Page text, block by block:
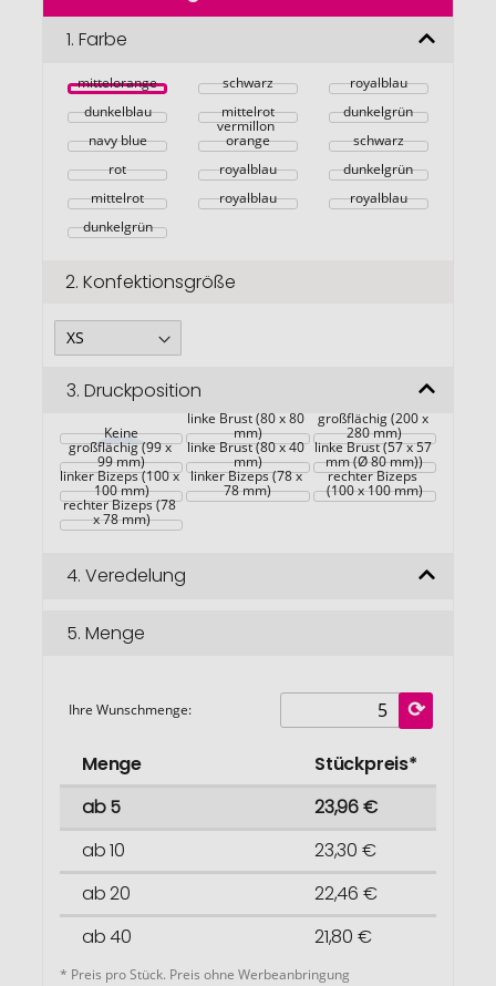
Bildgalerie
1. Farbe
mittelorange schwarz
royalblau
dunkelblau
mittelrot
dunkelgrün
navy blue
vermillon
orange
schwarz
rot
royalblau
dunkelgrün
mittelrot
royalblau
royalblau
dunkelgrün
2. Konfektionsgröße
3. Druckposition
Keine
linke Brust (80 x 80
mm)
großflächig (200 x
280 mm)
Rückseite
großflächig (99 x
99 mm)
linke Brust (80 x 40
mm)
linke Brust (57 x 57
mm (Ø 80 mm))
linker Bizeps (100 x
100 mm)
linker Bizeps (78 x
78 mm)
rechter Bizeps
(100 x 100 mm)
rechter Bizeps (78
x 78 mm)
4. Veredelung
5. Menge
Ihre Wunschmenge:
Menge
Stückpreis*
ab 5
23,96 €
ab 10
23,30 €
ab 20
22,46 €
ab 40
21,80 €
* Preis pro Stück. Preis ohne Werbeanbringung